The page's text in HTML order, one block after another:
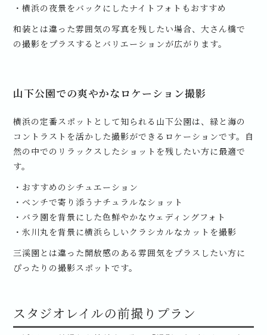
・横浜の夜景をバックにしたナイトフォトもおすすめ
和装とは違った雰囲気の写真を残したい場合、大さん橋で
の撮影をプラスするとバリエーションが広がります。
山下公園での爽やかなロケーション撮影
横浜の定番スポットとして知られる山下公園は、緑と海の
コントラストを活かした撮影ができるロケーションです。自
然の中でのリラックスしたショットを残したい方に最適で
す。
・おすすめのシチュエーション
・ベンチで寄り添うナチュラルなショット
・バラ園を背景にした色鮮やかなウェディングフォト
・氷川丸を背景に横浜らしいクラシカルなカットを撮影
三溪園とは違った開放感のある雰囲気をプラスしたい方に
ぴったりの撮影スポットです。
スタジオレイルの前撮りプラン